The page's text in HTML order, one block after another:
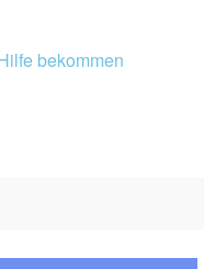
bekommen